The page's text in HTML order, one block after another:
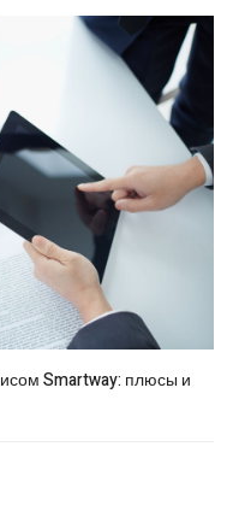
Smartway: плюсы и